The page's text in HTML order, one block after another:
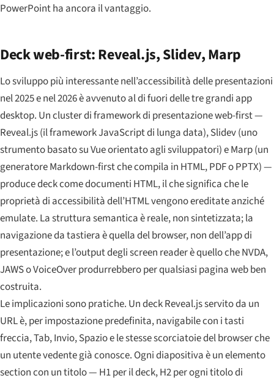
PowerPoint ha ancora il vantaggio.
Deck web-first: Reveal.js, Slidev, Marp
Lo sviluppo più interessante nell’accessibilità delle presentazioni
nel 2025 e nel 2026 è avvenuto al di fuori delle tre grandi app
desktop. Un cluster di framework di presentazione web-first —
Reveal.js (il framework JavaScript di lunga data), Slidev (uno
strumento basato su Vue orientato agli sviluppatori) e Marp (un
generatore Markdown-first che compila in HTML, PDF o PPTX) —
produce deck come documenti HTML, il che significa che le
proprietà di accessibilità dell’HTML vengono ereditate anziché
emulate. La struttura semantica è reale, non sintetizzata; la
navigazione da tastiera è quella del browser, non dell’app di
presentazione; e l’output degli screen reader è quello che NVDA,
JAWS o VoiceOver produrrebbero per qualsiasi pagina web ben
costruita.
Le implicazioni sono pratiche. Un deck Reveal.js servito da un
URL è, per impostazione predefinita, navigabile con i tasti
freccia, Tab, Invio, Spazio e le stesse scorciatoie del browser che
un utente vedente già conosce. Ogni diapositiva è un elemento
section con un titolo — H1 per il deck, H2 per ogni titolo di